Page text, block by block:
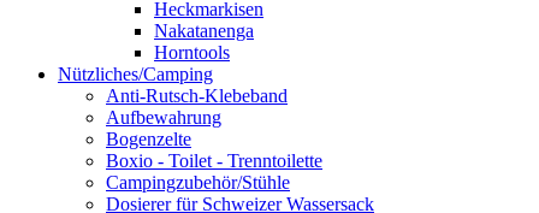
Heckmarkisen
Nakatanenga
Horntools
Nützliches/Camping
Anti-Rutsch-Klebeband
Aufbewahrung
Bogenzelte
Boxio - Toilet - Trenntoilette
Campingzubehör/Stühle
Dosierer für Schweizer Wassersack